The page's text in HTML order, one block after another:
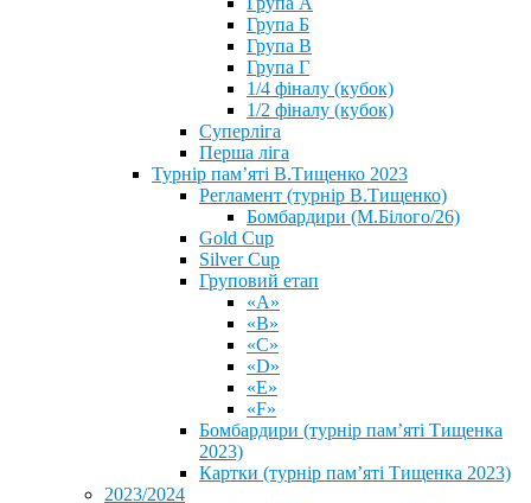
Група Б
Група В
Група Г
1/4 фіналу (кубок)
1/2 фіналу (кубок)
Суперліга
Перша ліга
Турнір пам’яті В.Тищенко 2023
Регламент (турнір В.Тищенко)
Бомбардири (М.Білого/26)
Gold Cup
Silver Cup
Груповий етап
«А»
«В»
«С»
«D»
«Е»
«F»
Бомбардири (турнір пам’яті Тищенка
2023)
Картки (турнір пам’яті Тищенка 2023)
2023/2024